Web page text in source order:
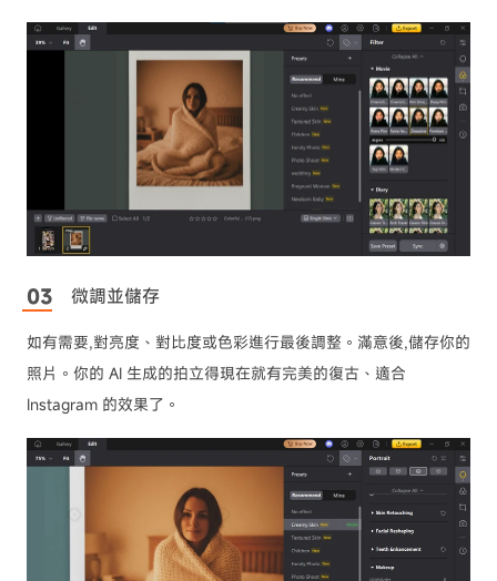
微調並儲存
如有需要,對亮度、對比度或色彩進行最後調整。滿意後,儲存你的
照片。你的 AI 生成的拍立得現在就有完美的復古、適合
Instagram 的效果了。